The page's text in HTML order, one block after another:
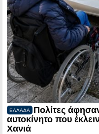
ΕΛΛΑΔΑ
Πολίτες
αυτοκίνητο που
Χανιά